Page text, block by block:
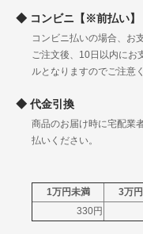
九
州
佐賀
長崎
熊本
大分
宮崎
1140
沖縄
コンビニ【※前払い】
コンビニ払いの場合、お
ご注文後、10日以内にお
ルとなりますのでご注意
代金引換
商品のお届け時に宅配業
払いください。
1万円未満
3万
330円